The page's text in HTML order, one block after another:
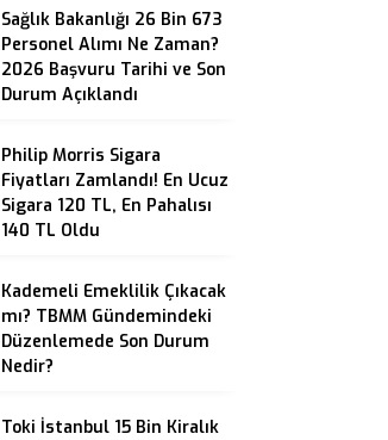
Sağlık Bakanlığı 26 Bin 673
Personel Alımı Ne Zaman?
2026 Başvuru Tarihi ve Son
Durum Açıklandı
Philip Morris Sigara
Fiyatları Zamlandı! En Ucuz
Sigara 120 TL, En Pahalısı
140 TL Oldu
Kademeli Emeklilik Çıkacak
mı? TBMM Gündemindeki
Düzenlemede Son Durum
Nedir?
Toki İstanbul 15 Bin Kiralık